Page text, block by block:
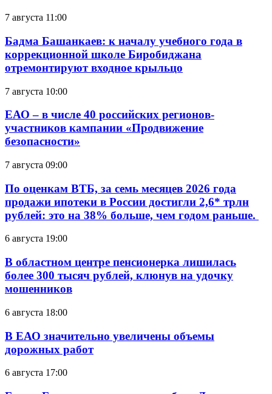
7 августа 11:00
Бадма Башанкаев: к началу учебного года в
коррекционной школе Биробиджана
отремонтируют входное крыльцо
7 августа 10:00
ЕАО – в числе 40 российских регионов-
участников кампании «Продвижение
безопасности»
7 августа 09:00
По оценкам ВТБ, за семь месяцев 2026 года
продажи ипотеки в России достигли 2,6* трлн
рублей: это на 38% больше, чем годом раньше.
6 августа 19:00
В областном центре пенсионерка лишилась
более 300 тысяч рублей, клюнув на удочку
мошенников
6 августа 18:00
В ЕАО значительно увеличены объемы
дорожных работ
6 августа 17:00